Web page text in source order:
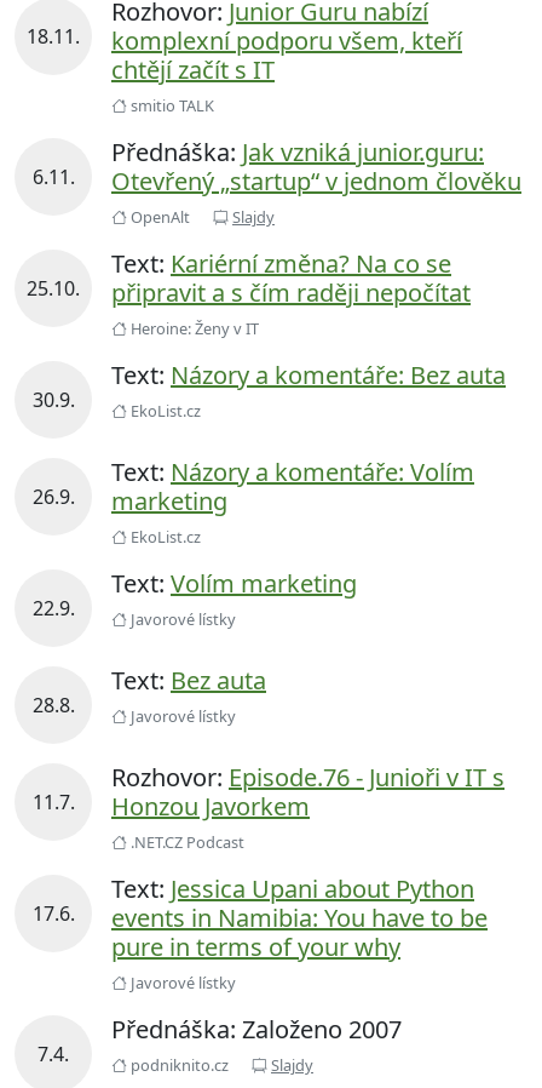
18.11.
Rozhovor: Junior Guru nabízí
komplexní podporu všem, kteří
chtějí začít s IT
smitio TALK
6.11.
Přednáška: Jak vzniká junior.guru:
Otevřený „startup“ v jednom člověku
OpenAlt Slajdy
25.10.
Text: Kariérní změna? Na co se
připravit a s čím raději nepočítat
Heroine: Ženy v IT
30.9.
Text: Názory a komentáře: Bez auta
EkoList.cz
26.9.
Text: Názory a komentáře: Volím
marketing
EkoList.cz
22.9.
Text: Volím marketing
Javorové lístky
28.8.
Text: Bez auta
Javorové lístky
11.7.
Rozhovor: Episode.76 - Junioři v IT s
Honzou Javorkem
.NET.CZ Podcast
17.6.
Text: Jessica Upani about Python
events in Namibia: You have to be
pure in terms of your why
Javorové lístky
7.4.
Přednáška: Založeno 2007
podniknito.cz Slajdy